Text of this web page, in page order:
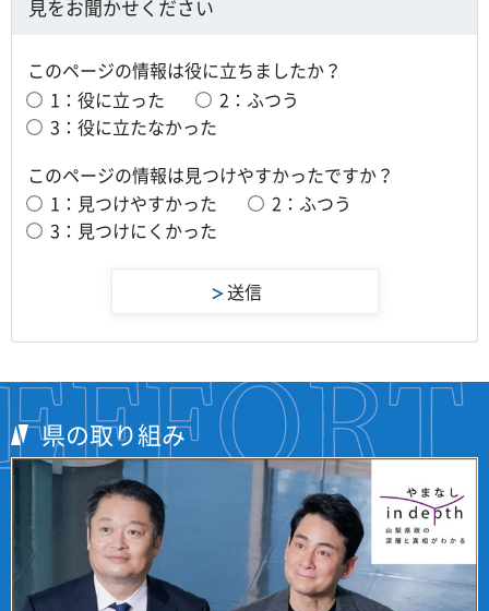
見をお聞かせください
このページの情報は役に立ちましたか？
1：役に立った
2：ふつう
3：役に立たなかった
このページの情報は見つけやすかったですか？
1：見つけやすかった
2：ふつう
3：見つけにくかった
県の取り組み